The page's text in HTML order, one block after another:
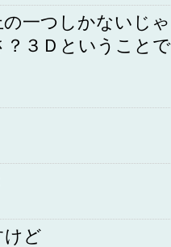
一つしかないじ
３Ｄということ
けど